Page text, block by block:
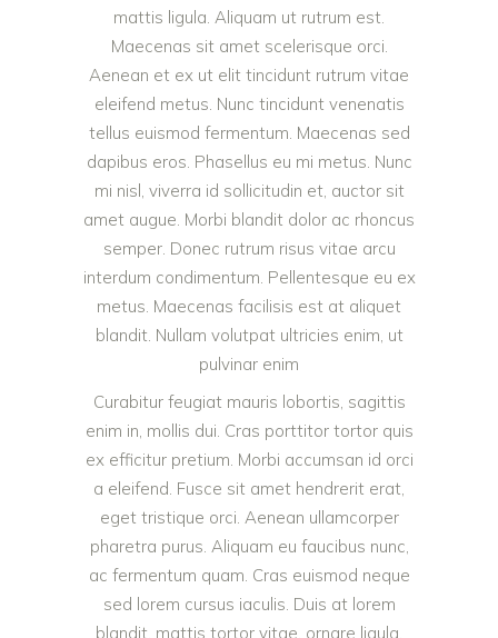
mattis ligula. Aliquam ut rutrum est.
Maecenas sit amet scelerisque orci.
Aenean et ex ut elit tincidunt rutrum vitae
eleifend metus. Nunc tincidunt venenatis
tellus euismod fermentum. Maecenas sed
dapibus eros. Phasellus eu mi metus. Nunc
mi nisl, viverra id sollicitudin et, auctor sit
amet augue. Morbi blandit dolor ac rhoncus
semper. Donec rutrum risus vitae arcu
interdum condimentum. Pellentesque eu ex
metus. Maecenas facilisis est at aliquet
blandit. Nullam volutpat ultricies enim, ut
pulvinar enim
Curabitur feugiat mauris lobortis, sagittis
enim in, mollis dui. Cras porttitor tortor quis
ex efficitur pretium. Morbi accumsan id orci
a eleifend. Fusce sit amet hendrerit erat,
eget tristique orci. Aenean ullamcorper
pharetra purus. Aliquam eu faucibus nunc,
ac fermentum quam. Cras euismod neque
sed lorem cursus iaculis. Duis at lorem
blandit, mattis tortor vitae, ornare ligula.